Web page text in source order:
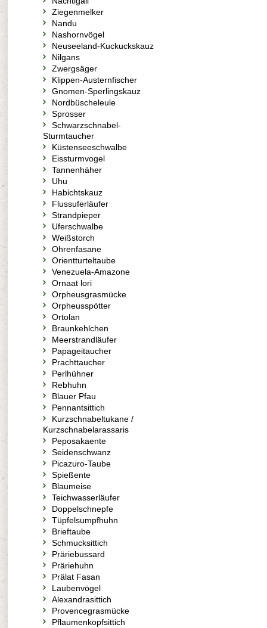
Ziegenmelker
Nandu
Nashornvögel
Neuseeland-Kuckuckskauz
Nilgans
Zwergsäger
Klippen-Austernfischer
Gnomen-Sperlingskauz
Nordbüscheleule
Sprosser
Schwarzschnabel-
Sturmtaucher
Küstenseeschwalbe
Eissturmvogel
Tannenhäher
Uhu
Habichtskauz
Flussuferläufer
Strandpieper
Uferschwalbe
Weißstorch
Ohrenfasane
Orientturteltaube
Venezuela-Amazone
Ornaat lori
Orpheusgrasmücke
Orpheusspötter
Ortolan
Braunkehlchen
Meerstrandläufer
Papageitaucher
Prachttaucher
Perlhühner
Rebhuhn
Blauer Pfau
Pennantsittich
Kurzschnabeltukane /
Kurzschnabelarassaris
Peposakaente
Seidenschwanz
Picazuro-Taube
Spießente
Blaumeise
Teichwasserläufer
Doppelschnepfe
Tüpfelsumpfhuhn
Brieftaube
Schmucksittich
Präriebussard
Präriehuhn
Prälat Fasan
Laubenvögel
Alexandrasittich
Provencegrasmücke
Pflaumenkopfsittich